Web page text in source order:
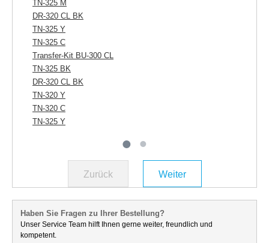
TN-325 M
DR-320 CL BK
TN-325 Y
TN-325 C
Transfer-Kit BU-300 CL
TN-325 BK
DR-320 CL BK
TN-320 Y
TN-320 C
TN-325 Y
Zurück Weiter
Haben Sie Fragen zu Ihrer Bestellung?
Unser Service Team hilft Ihnen gerne weiter, freundlich und
kompetent.